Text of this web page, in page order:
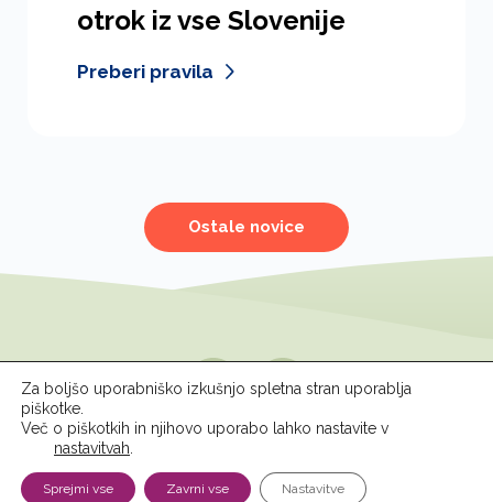
otrok iz vse Slovenije
Preberi pravila
Ostale novice
Spremljajte nas
© 2026 ZPM Moste Pravno obvestilo
Za boljšo uporabniško izkušnjo spletna stran uporablja
piškotke.
Več o piškotkih in njihovo uporabo lahko nastavite v
nastavitvah
Sprejmi vse Zavrni vse Nastavitve